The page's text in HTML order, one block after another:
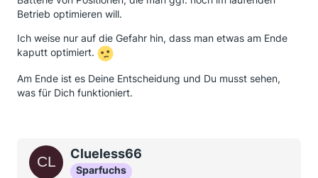
Betrieb optimieren will.
Ich weise nur auf die Gefahr hin, dass man etwas am Ende
kaputt optimiert.
Am Ende ist es Deine Entscheidung und Du musst sehen,
was für Dich funktioniert.
Clueless66
Sparfuchs